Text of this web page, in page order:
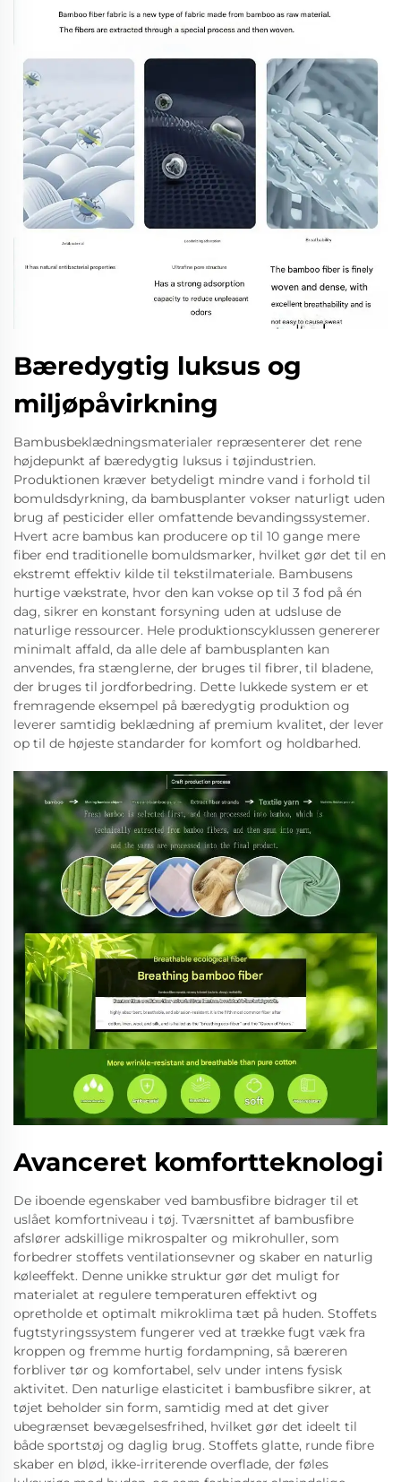
Bæredygtig luksus og
miljøpåvirkning
Bambusbeklædningsmaterialer repræsenterer det rene
højdepunkt af bæredygtig luksus i tøjindustrien.
Produktionen kræver betydeligt mindre vand i forhold til
bomuldsdyrkning, da bambusplanter vokser naturligt uden
brug af pesticider eller omfattende bevandingssystemer.
Hvert acre bambus kan producere op til 10 gange mere
fiber end traditionelle bomuldsmarker, hvilket gør det til en
ekstremt effektiv kilde til tekstilmateriale. Bambusens
hurtige vækstrate, hvor den kan vokse op til 3 fod på én
dag, sikrer en konstant forsyning uden at udsluse de
naturlige ressourcer. Hele produktionscyklussen genererer
minimalt affald, da alle dele af bambusplanten kan
anvendes, fra stænglerne, der bruges til fibrer, til bladene,
der bruges til jordforbedring. Dette lukkede system er et
fremragende eksempel på bæredygtig produktion og
leverer samtidig beklædning af premium kvalitet, der lever
op til de højeste standarder for komfort og holdbarhed.
Avanceret komfortteknologi
De iboende egenskaber ved bambusfibre bidrager til et
uslået komfortniveau i tøj. Tværsnittet af bambusfibre
afslører adskillige mikrospalter og mikrohuller, som
forbedrer stoffets ventilationsevner og skaber en naturlig
køleeffekt. Denne unikke struktur gør det muligt for
materialet at regulere temperaturen effektivt og
opretholde et optimalt mikroklima tæt på huden. Stoffets
fugtstyringssystem fungerer ved at trække fugt væk fra
kroppen og fremme hurtig fordampning, så bæreren
forbliver tør og komfortabel, selv under intens fysisk
aktivitet. Den naturlige elasticitet i bambusfibre sikrer, at
tøjet beholder sin form, samtidig med at det giver
ubegrænset bevægelsesfrihed, hvilket gør det ideelt til
både sportstøj og daglig brug. Stoffets glatte, runde fibre
skaber en blød, ikke-irriterende overflade, der føles